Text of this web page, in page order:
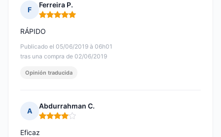
F
Ferreira P.
Nota: 5 de 5
Publicado el 05/06/2019 à 06h01
tras una compra de 02/06/2019
RÁPIDO
Opinión traducida
A
Abdurrahman C.
Nota: 4 de 5
Eficaz